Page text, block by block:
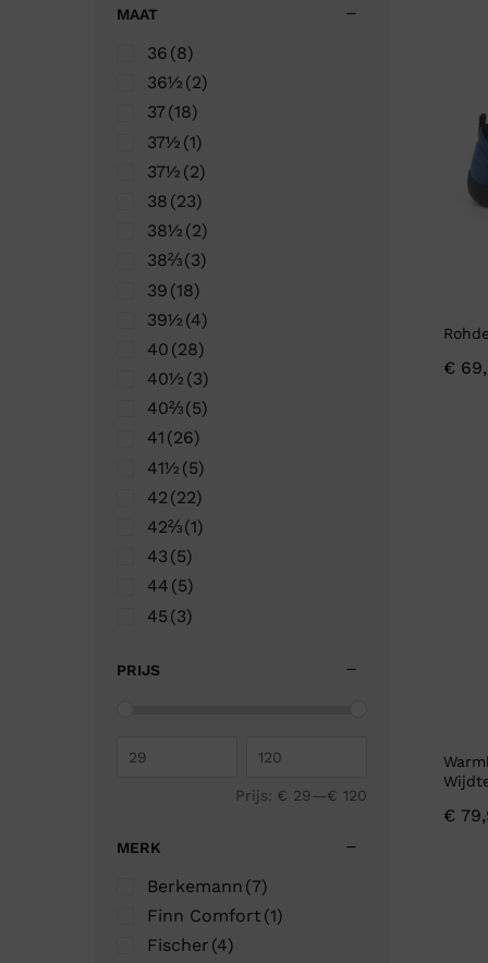
Pantoffels
Verbandschoenen (externe website)
€
€
MAAT
36 (8)
36½ (2)
37(18)
37½ (1)
37½ (2)
38 (23)
38½ (2)
38⅔(3)
39 (18)
39½ (4)
40 (28)
40½ (3)
40⅔(5)
41 (26)
41½ (5)
42 (22)
42⅔(1)
43 (5)
44 (5)
45 (3)
47
PRIJS
Prijs: € 29—€ 120
MERK
Berkemann (7)
Finn Comfort (1)
Fischer (4)